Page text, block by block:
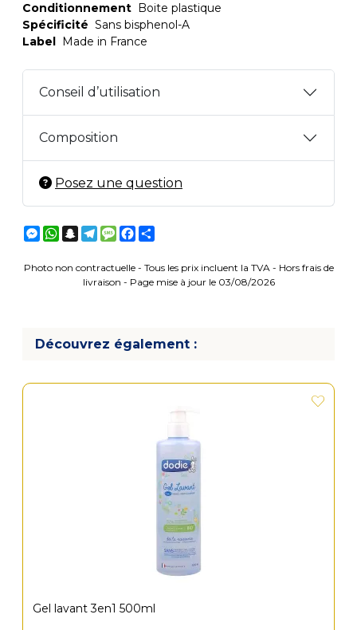
Conditionnement Boite plastique
Spécificité Sans bisphenol-A
Label Made in France
Conseil d’utilisation
Composition
Posez une question
Messenger
WhatsApp
Snapchat
Telegram
MessageFacebook
Photo non contractuelle - Tous les prix incluent la TVA - Hors frais de
livraison - Page mise à jour le 03/08/2026
Découvrez également :
Gel lavant 3en1 500ml